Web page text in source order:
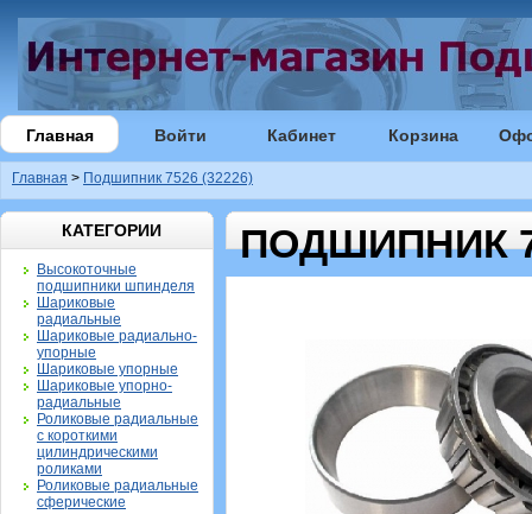
Главная Войти Кабинет Корзина
Главная > Подшипник 7526 (32226)
КАТЕГОРИИ
Высокоточные
подшипники шпинделя
Шариковые
радиальные
Шариковые радиально-
упорные
Шариковые упорные
Шариковые упорно-
радиальные
Роликовые радиальные
с короткими
цилиндрическими
роликами
Роликовые радиальные
сферические
ПОДШИПНИК